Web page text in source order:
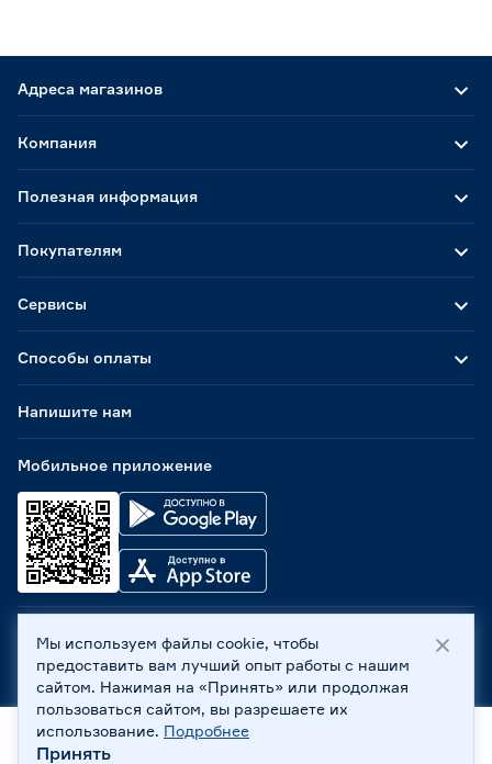
Адреса магазинов
Способы оплаты
Мобильное приложение
Компания
Полезная информация
Покупателям
Сервисы
Напишите нам
ООО «Бауцентр Рус» 2004 -2026, 236029, г. Калининград,
ул. А.Невского, 205. ИНН 7702596813, КПП 390601001 ©
Все права защищены
Политика обработки персональных данных
Правовая информация
Мы используем файлы cookie, чтобы
предоставить вам лучший опыт работы с нашим
сайтом. Нажимая на «Принять» или продолжая
пользоваться сайтом, вы разрешаете их
использование. Подробнее
Принять